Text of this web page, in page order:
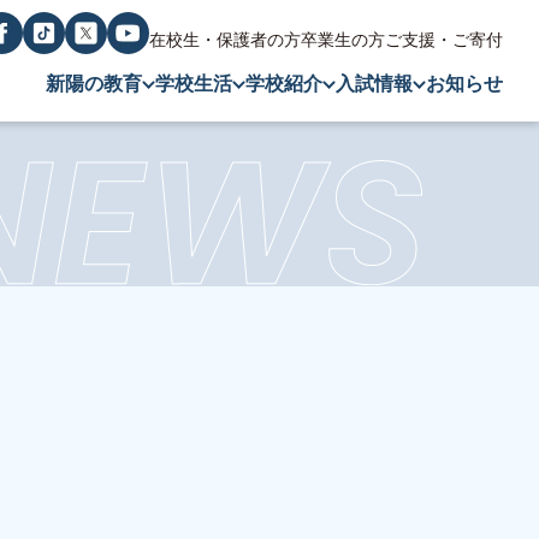
在校生・保護者の方卒業生の方ご支援・ご寄付
新陽の教育 学校生活 学校紹介 入試情報 お知らせ